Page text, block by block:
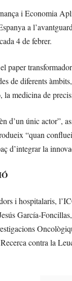
i Economia
a
4 de febrer.
paper
de diferents
medicina de
d’un únic actor”,
“quan
d’integrar la
i hospitalaris,
García-
contra la